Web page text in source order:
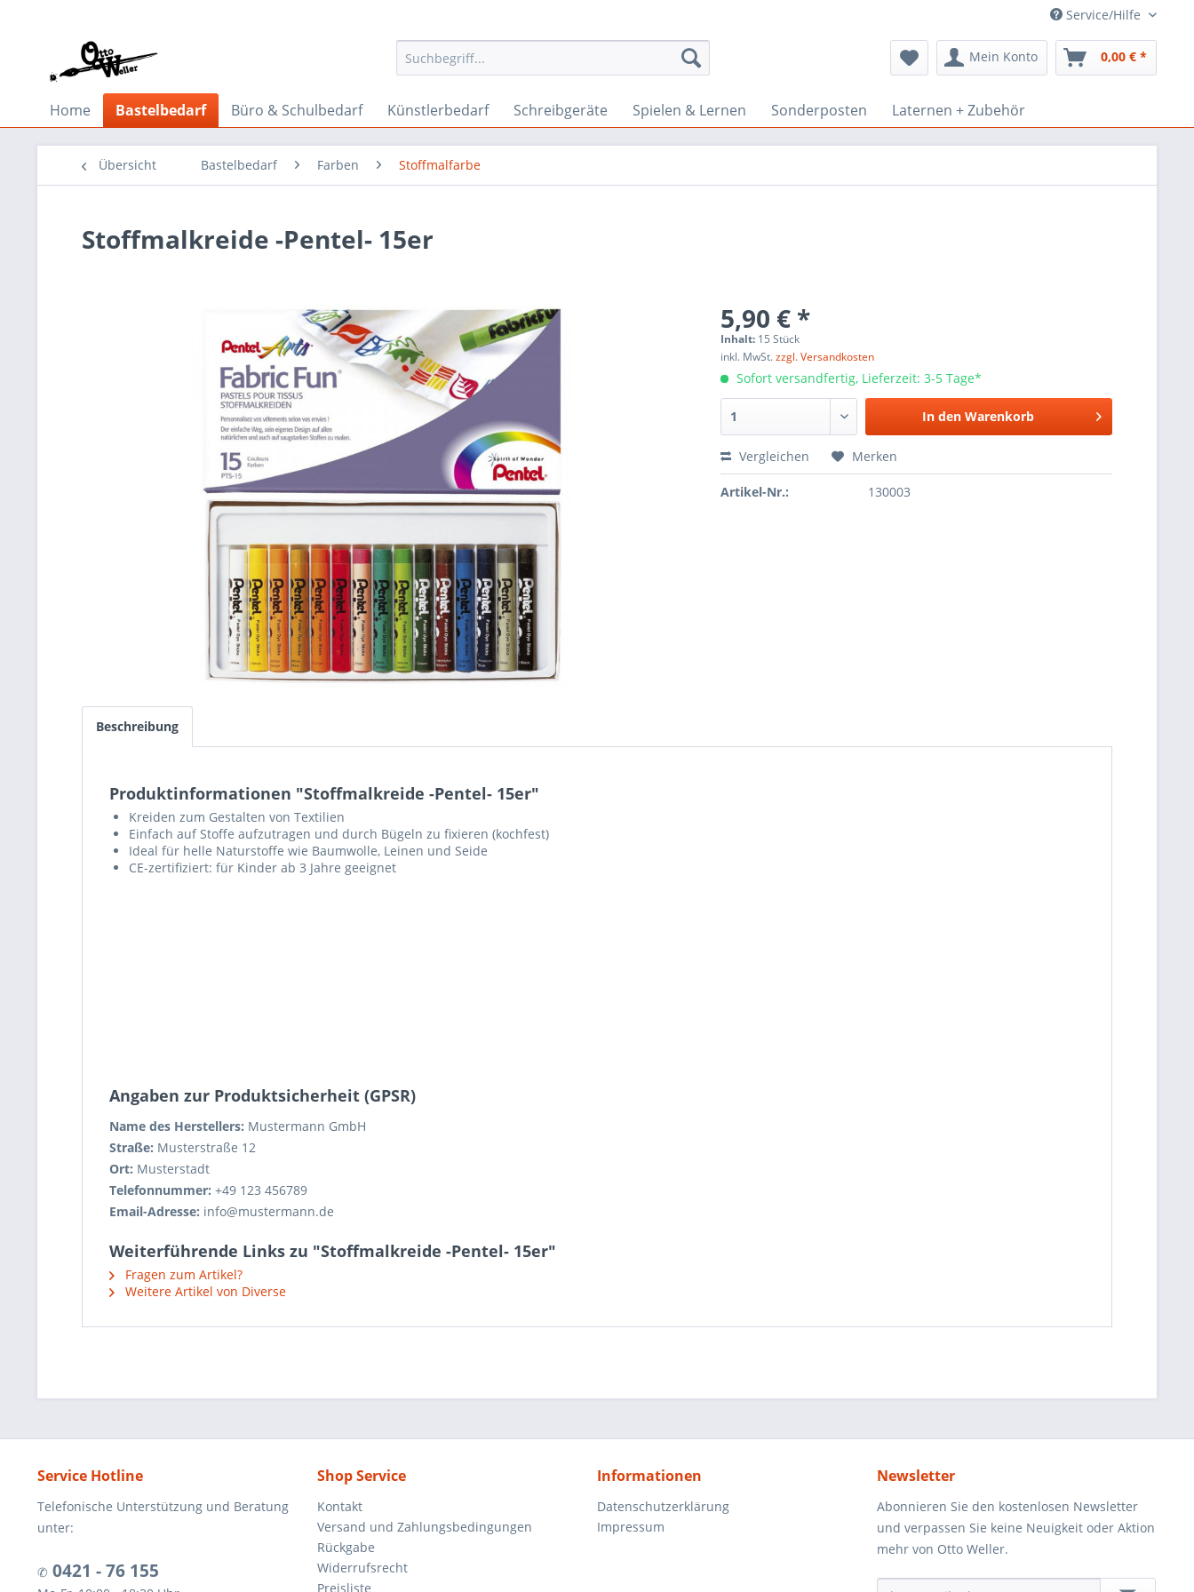
Service/Hilfe
Mein Konto 0,00 € *
Home Bastelbedarf Büro & Schulbedarf Künstlerbedarf Schreibgeräte Spielen & Lernen Sonderposten Laternen + Zubehör
Übersicht Bastelbedarf Farben Stoffmalfarbe
Stoffmalkreide -Pentel- 15er
5,90 € *
Inhalt: 15 Stück
inkl. MwSt.zzgl. Versandkosten
Sofort versandfertig, Lieferzeit: 3-5 Tage*
In den Warenkorb
Vergleichen Merken
Artikel-Nr.: 130003
Beschreibung
Produktinformationen "Stoffmalkreide -Pentel- 15er"
Kreiden zum Gestalten von Textilien
Einfach auf Stoffe aufzutragen und durch Bügeln zu fixieren (kochfest)
Ideal für helle Naturstoffe wie Baumwolle, Leinen und Seide
CE-zertifiziert: für Kinder ab 3 Jahre geeignet
Angaben zur Produktsicherheit (GPSR)
Name des Herstellers: Mustermann GmbH
Straße: Musterstraße 12
Ort: Musterstadt
Telefonnummer: +49 123 456789
Email-Adresse: info@mustermann.de
Weiterführende Links zu "Stoffmalkreide -Pentel- 15er"
Fragen zum Artikel?
Weitere Artikel von Diverse
Service Hotline
Telefonische Unterstützung und Beratung
unter:
✆ 0421 - 76 155
Shop Service
Kontakt
Versand und Zahlungsbedingungen
Rückgabe
Widerrufsrecht
Preisliste
Informationen
Datenschutzerklärung
Impressum
Newsletter
Abonnieren Sie den kostenlosen Newsletter
und verpassen Sie keine Neuigkeit oder Aktion
mehr von Otto Weller.